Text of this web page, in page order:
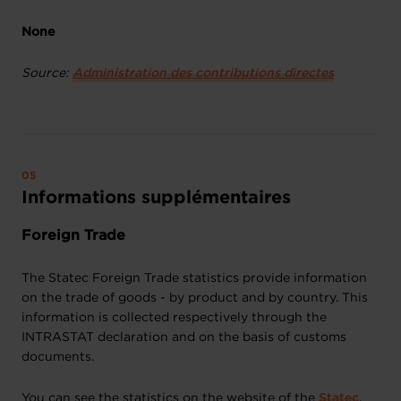
None
Source: Administration des contributions directes
Informations supplémentaires
Foreign Trade
The Statec Foreign Trade statistics provide information
on the trade of goods - by product and by country. This
information is collected respectively through the
INTRASTAT declaration and on the basis of customs
documents.
You can see the statistics on the website of the Statec.